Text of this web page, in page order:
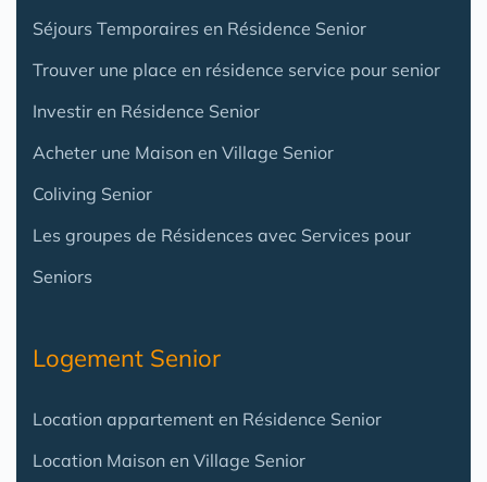
Séjours Temporaires en Résidence Senior
Trouver une place en résidence service pour senior
Investir en Résidence Senior
Acheter une Maison en Village Senior
Coliving Senior
Les groupes de Résidences avec Services pour
Seniors
Logement Senior
Location appartement en Résidence Senior
Location Maison en Village Senior